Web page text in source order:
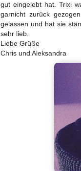
gut eingelebt hat. Trixi
garnicht zurück
gelassen und hat sie
sehr lieb.
Liebe Grüße
Chris und Aleksandra